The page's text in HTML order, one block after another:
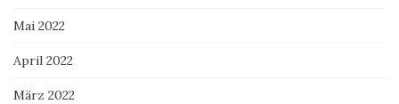
Mai 2022
April 2022
März 2022